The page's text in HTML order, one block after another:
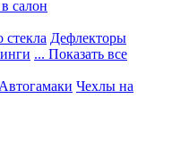
салон
стекла Дефлекторы
... Показать все
Автогамаки Чехлы на